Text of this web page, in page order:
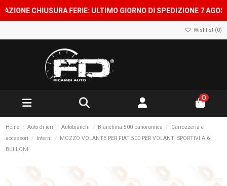
CHIUSURA FERIE: ULTIMO GIORNO DI SPEDIZIONE 7
Wishlist (0)
0
Home Auto di ieri Autobianchi Bianchina 500 panoramica
Carrozzeria e
accessori
Interni
MOZZO VOLANTE PER FIAT 500 PER VOLANTI SPORTIVI A 6
BULLONI